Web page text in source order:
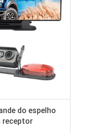
do espelho
receptor